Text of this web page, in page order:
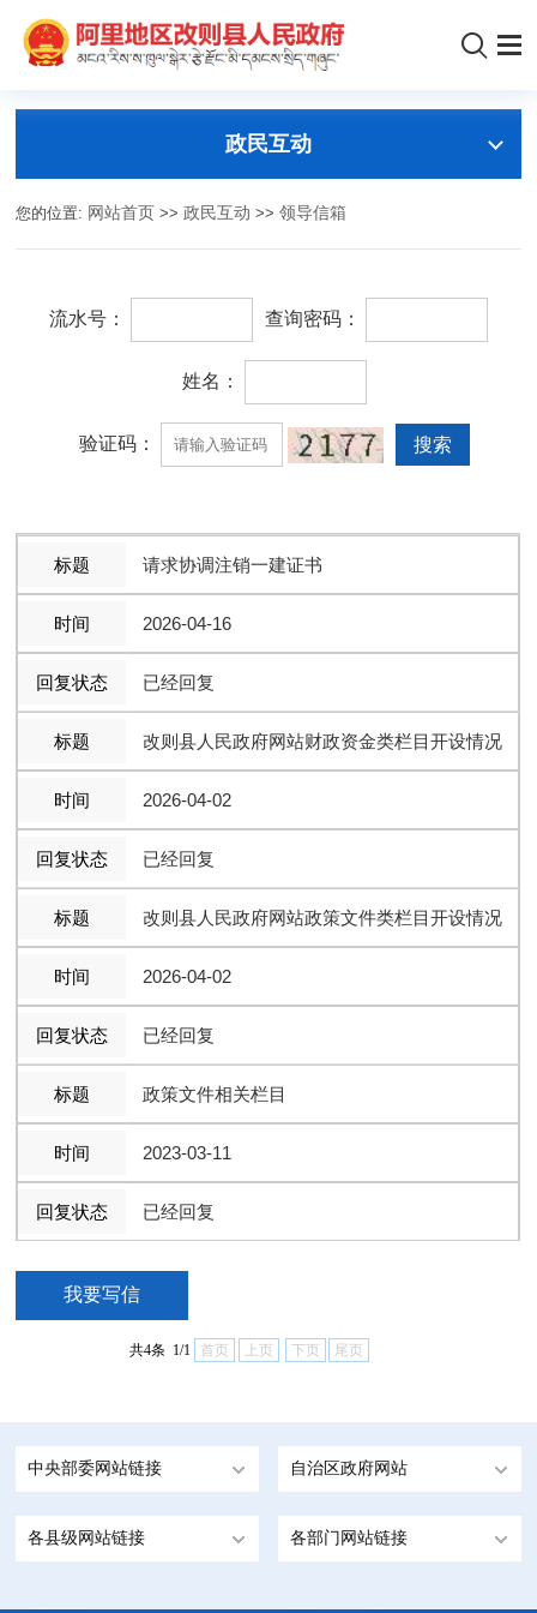
政民互动
您的位置: 网站首页 >>政民互动 >>领导信箱
流水号： 查询密码：
姓名：
验证码：
请求协调注销一建证书
2026-04-16
已经回复
改则县人民政府网站财政资金类栏目开设情况
2026-04-02
已经回复
改则县人民政府网站政策文件类栏目开设情况
2026-04-02
已经回复
政策文件相关栏目
2023-03-11
已经回复
我要写信
共4条 1/1 首页 上页 下页 尾页
中央部委网站链接 自治区政府网站
各县级网站链接 各部门网站链接